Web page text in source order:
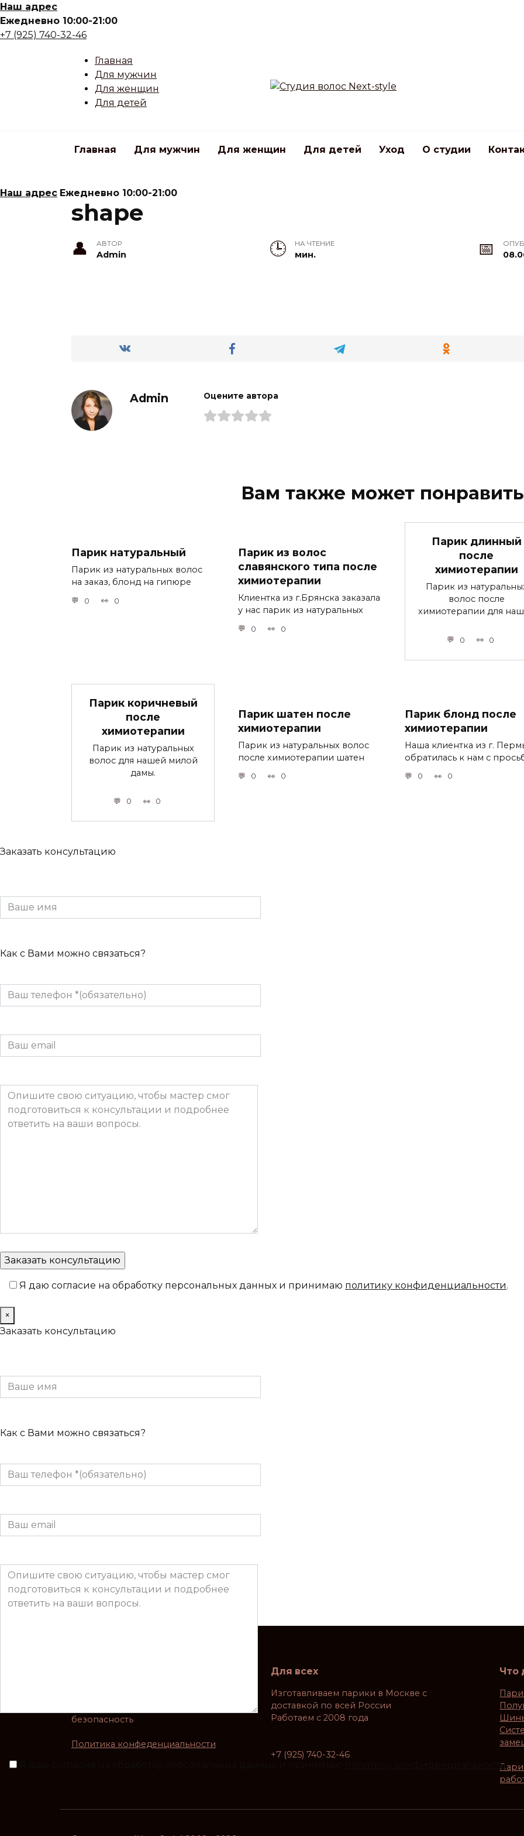
Skip
to
content
Наш адрес
Ежедневно 10:00-21:00
+7 (925) 740-32-46
Главная
Для мужчин
Для женщин
Для детей
Главная Для мужчин Для женщин Для детей Уход О студии
Наш адрес Ежедневно 10:00-21:00
shape
АВТОР
Admin
НА ЧТЕНИЕ
мин.
Admin Оцените автора
Вам также может
Парик натуральный
Парик из натуральных волос
на заказ, блонд на гипюре
0 0
Парик из волос
славянского типа после
химиотерапии
Клиентка из г.Брянска заказала
у нас парик из натуральных
0 0
Парик длинный
после
химиотерапии
Парик из
волос после
химиотерапии для
0 0
Парик коричневый
после
химиотерапии
Парик из натуральных
волос для нашей милой
дамы.
0 0
Парик шатен после
химиотерапии
Парик из натуральных волос
после химиотерапии шатен
0 0
Парик блонд после
химиотерапии
Наша клиентка из г.
обратилась к нам с
0 0
безопасность
Политика конфеденциальности
Для всех
Изготавливаем парики в Москве с
доставкой по всей России
Работаем с 2008 года
+7 (925) 740-32-46
Что
Заказать консультацию
Как с Вами можно связаться?
Я даю согласие на обработку персональных данных и принимаю политику конфиденциальности.
×
Заказать консультацию
Как с Вами можно связаться?
политику конфиденциальности .